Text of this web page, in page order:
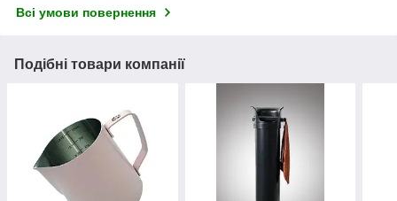
Всі умови повернення
Подібні товари компанії